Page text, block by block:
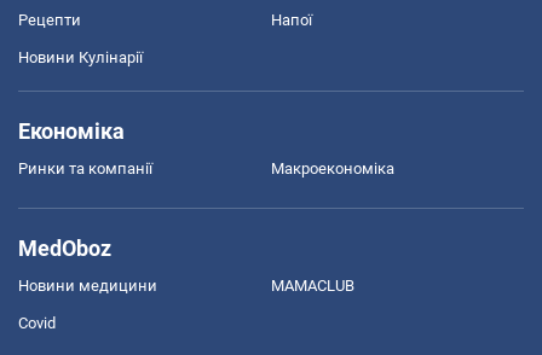
Рецепти Напої
Новини Кулінарії
Економіка
Ринки та компанії Макроекономіка
MedOboz
Новини медицини MAMACLUB
Covid